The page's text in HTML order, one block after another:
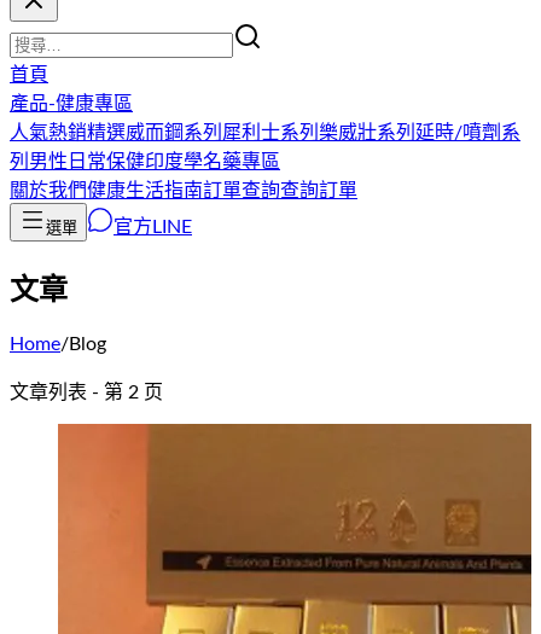
首頁
產品-健康專區
人氣熱銷精選威而鋼系列 犀利士系列 樂威壯系列 延時/噴劑系
列 男性日常保健印度學名藥專區
關於我們健康生活指南訂單查詢查詢訂單
選單 官方LINE
文章
Home/Blog
文章列表 - 第 2 页